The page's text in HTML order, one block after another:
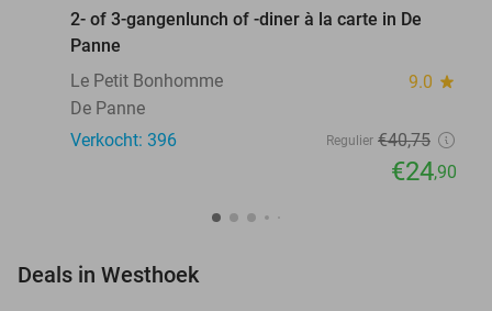
2- of 3-gangenlunch of -diner à la carte in De
Panne
Le Petit Bonhomme
9.0 star
De Panne
Verkocht: 396
Regulier €40,75
€24,90
Deals in Westhoek